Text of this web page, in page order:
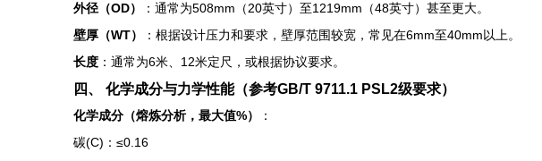
外径（OD）
：通常为508mm（20英寸）至1219mm（48英寸）甚至更大。
壁厚（WT）
：根据设计压力和要求，壁厚范围较宽，常见在6mm至40mm以上。
长度 ：通常为6米、12米定尺，或根据协议要求。
四、 化学成分与力学性能（参考GB/T 9711.1 PSL2级要求）
化学成分（熔炼分析，最大值%）
：
碳(C)：≤0.16